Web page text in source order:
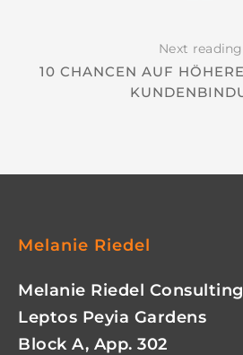
Next reading
10 CHANCEN AUF
Melanie Riedel
Melanie Riedel
Leptos Peyia Gardens
Block A, App. 302